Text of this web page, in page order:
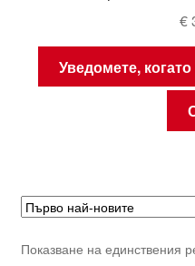
€
Уведомете,
Показване на единствения